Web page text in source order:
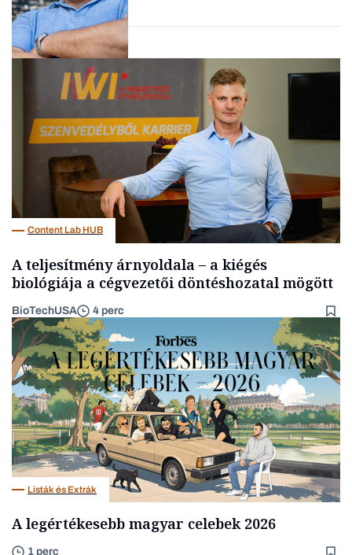
Content Lab HUB
A teljesítmény árnyoldala – a kiégés
biológiája a cégvezetői döntéshozatal mögött
BioTechUSA 4 perc
Listák és Extrák
A legértékesebb magyar celebek 2026
1 perc